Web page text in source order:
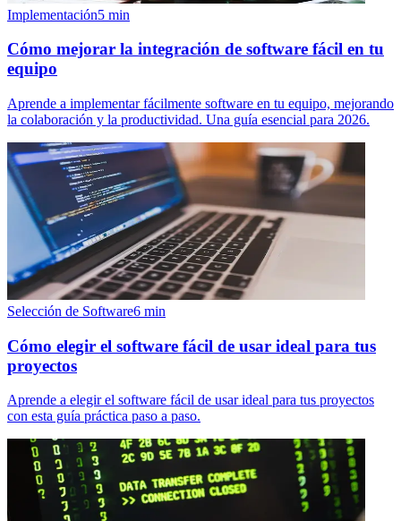
Implementación5 min
Cómo mejorar la integración de software fácil en tu
equipo
Aprende a implementar fácilmente software en tu equipo, mejorando
la colaboración y la productividad. Una guía esencial para 2026.
Selección de Software6 min
Cómo elegir el software fácil de usar ideal para tus
proyectos
Aprende a elegir el software fácil de usar ideal para tus proyectos
con esta guía práctica paso a paso.